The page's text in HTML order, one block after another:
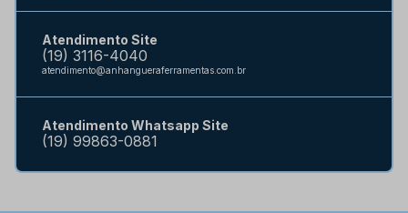
Atendimento Site
(19) 3116-4040
atendimento@anhangueraferramentas.com.br
Atendimento Whatsapp Site
(19) 99863-0881